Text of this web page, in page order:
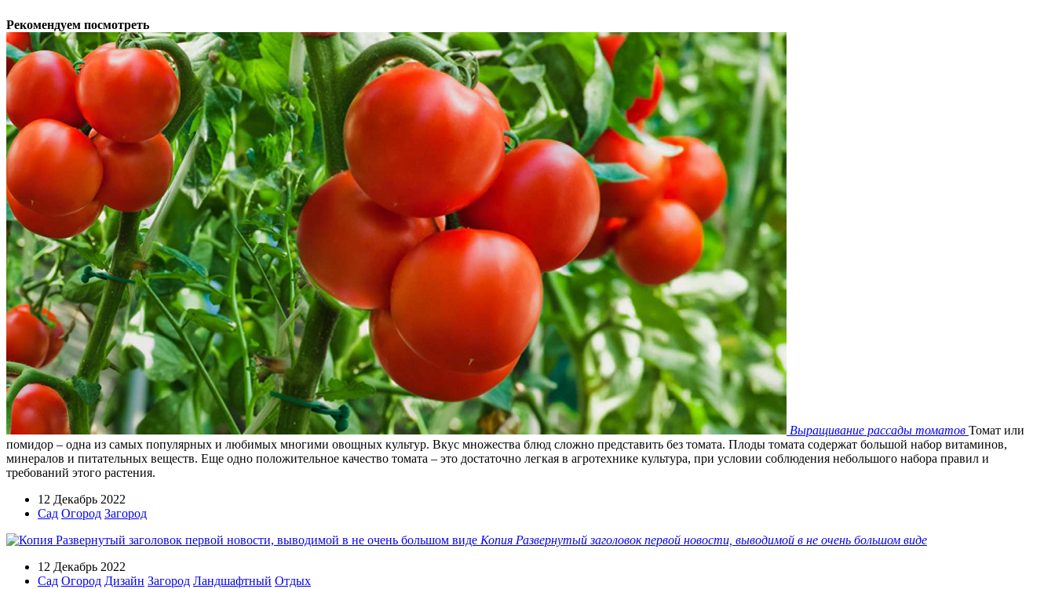
Рекомендуем посмотреть
Выращивание рассады томатов Томат или
помидор – одна из самых популярных и любимых многими овощных культур. Вкус множества блюд сложно представить без томата. Плоды томата содержат большой набор витаминов,
минералов и питательных веществ. Еще одно положительное качество томата – это достаточно легкая в агротехнике культура, при условии соблюдения небольшого набора правил и
требований этого растения.
12 Декабрь 2022
Сад Огород Загород
Копия Развернутый заголовок первой новости, выводимой в не очень большом виде
12 Декабрь 2022
Сад Огород Дизайн Загород Ландшафтный Отдых